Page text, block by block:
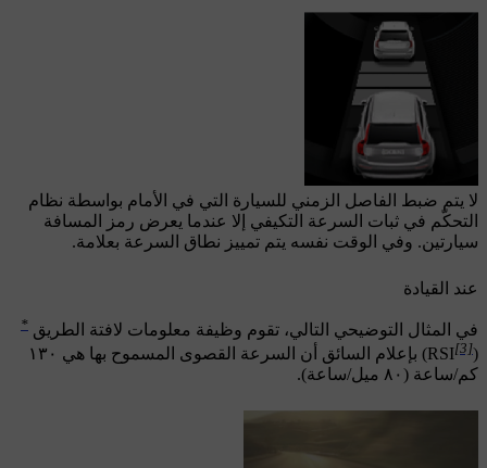
لا يتم ضبط الفاصل الزمني للسيارة التي في الأمام بواسطة نظام
التحكّم في ثبات السرعة التكيفي إلا عندما يعرض رمز المسافة
سيارتين. وفي الوقت نفسه يتم تمييز نطاق السرعة بعلامة.
عند القيادة
في المثال التوضيحي التالي، تقوم وظيفة معلومات لافتة الطريق *
(RSI
[3] ) بإعلام السائق أن السرعة القصوى المسموح بها هي ١٣٠
كم/ساعة ( ٨٠ ميل/ساعة ).